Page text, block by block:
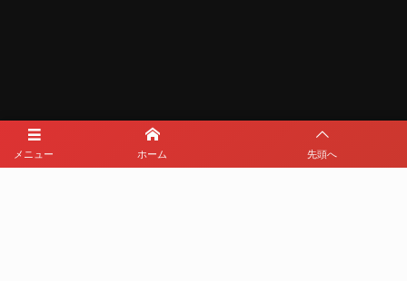
メニュー ホーム 先頭へ